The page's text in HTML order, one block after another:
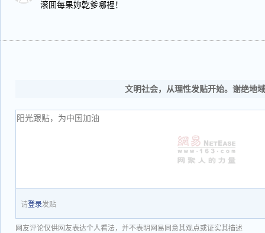
滚囬每果妳亁爹哪裡！
文明社会，从理性发贴开始。谢绝地
请登录发贴
网友评论仅供网友表达个人看法，并不表明网易同意其观点或证实其描述